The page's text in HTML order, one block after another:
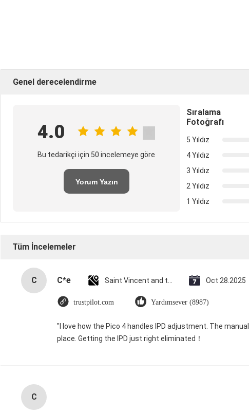
Genel derecelendirme
4.0
Bu tedarikçi için 50 incelemeye göre
Yorum Yazın
Sıralama
Fotoğrafı
5 Yıldız
4 Yıldız
3 Yıldız
2 Yıldız
1 Yıldız
Tüm İncelemeler
C C*e Saint Vincent and the Grenadines Oct 28.2025
trustpilot.com Yardımsever (8987)
"I love how the Pico 4 handles IPD adjustment. The
place. Getting the IPD just right eliminated！
C